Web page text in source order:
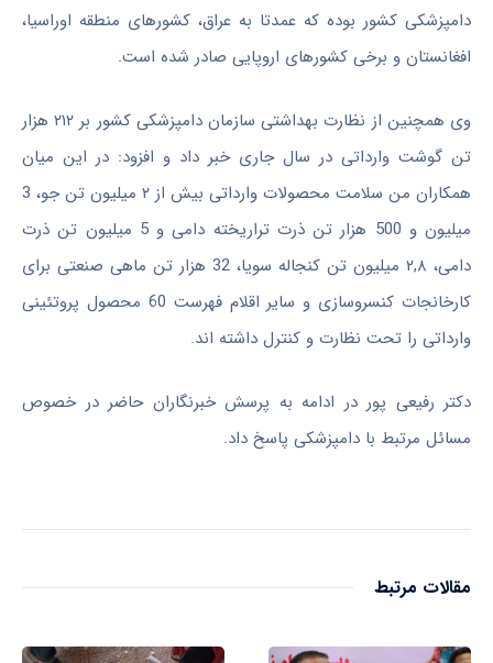
دامپزشکی کشور بوده که عمدتا به عراق، کشورهای منطقه اوراسیا،
افغانستان و برخی کشورهای اروپایی صادر شده است.
وی همچنین از نظارت بهداشتی سازمان دامپزشکی کشور بر ۲۱۲ هزار
تن گوشت وارداتی در سال جاری خبر داد و افزود: در این میان
همکاران من سلامت محصولات وارداتی بیش از ۲ میلیون تن جو، 3
میلیون و 500 هزار تن ذرت تراریخته دامی و 5 میلیون تن ذرت
دامی، ۲,۸ میلیون تن کنجاله سویا، 32 هزار تن ماهی صنعتی برای
کارخانجات کنسروسازی و سایر اقلام فهر
ست 60 محصول پروتئینی
وارداتی را تحت نظارت و کنترل داشته اند.
دکتر رفیعی پور در ادامه به پرسش خبرنگاران حاضر در خصوص
مسائل مرتبط با دامپزشکی پاسخ داد.
مقالات مرتبط